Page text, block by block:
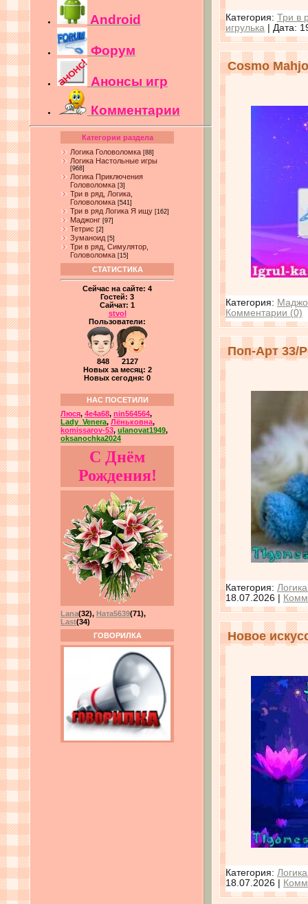
Android
Форум
Анонсы игр
Комментарии
Категории раздела
Логика Головоломка [88]
Логика Настольные игры
[968]
Логика Приключения
Головоломка [3]
Три в ряд, Логика,
Головоломка [541]
Три в ряд Логика Я ищу [162]
Маджонг [97]
Тетрис [2]
Зуманоид [5]
Три в ряд, Симулятор,
Головоломка [15]
СТАТИСТИКА
Сейчас на сайте: 4
Гостей: 3
Сайчат: 1
stvol
Пользователи:
848 2127
Новых за месяц: 2
Новых сегодня: 0
НАС ПОСЕТИЛИ
Люся, 4e4a68, nin564564,
Lady_Venera, Лёньковна,
komissarov-53, ulanovat1949,
oksanochka2024
С Днём
Рождения!
Lana(32), Ната5639(71),
Last(34)
ГОВОРИЛКА
Категория: Три в
игрулька | Дата:
Cosmo
Категория:
Комментарии (0)
Поп-Арт 33/
Категория:
18.07.2026
Новое
Категория:
18.07.2026